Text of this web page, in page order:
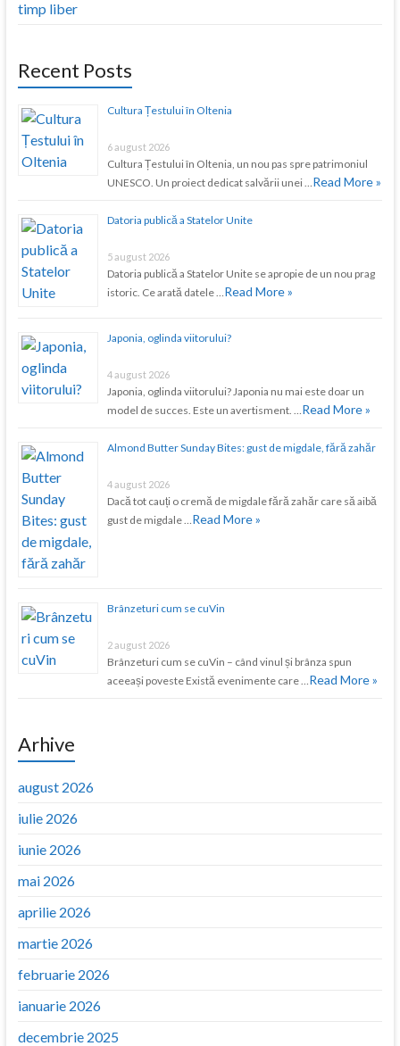
timp liber
Recent Posts
Cultura Țestului în Oltenia
6 august 2026
Cultura Țestului în Oltenia, un nou pas spre patrimoniul
UNESCO. Un proiect dedicat salvării unei … Read More »
Datoria publică a Statelor Unite
5 august 2026
Datoria publică a Statelor Unite se apropie de un nou prag
istoric. Ce arată datele … Read More »
Japonia, oglinda viitorului?
4 august 2026
Japonia, oglinda viitorului? Japonia nu mai este doar un
model de succes. Este un avertisment. … Read More »
Almond Butter Sunday Bites: gust de migdale, fără zahăr
4 august 2026
Dacă tot cauți o cremă de migdale fără zahăr care să aibă
gust de migdale … Read More »
Brânzeturi cum se cuVin
2 august 2026
Brânzeturi cum se cuVin – când vinul și brânza spun
aceeași poveste Există evenimente care … Read More »
Arhive
august 2026
iulie 2026
iunie 2026
mai 2026
aprilie 2026
martie 2026
februarie 2026
ianuarie 2026
decembrie 2025